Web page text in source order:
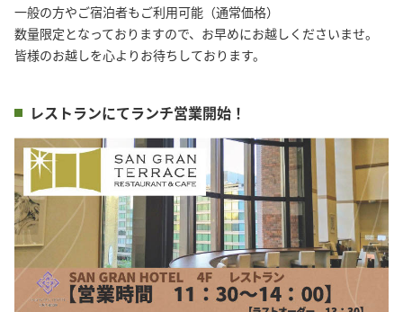
一般の方やご宿泊者もご利用可能（通常価格）
数量限定となっておりますので、お早めにお越しくださいませ。
皆様のお越しを心よりお待ちしております。
レストランにてランチ営業開始！